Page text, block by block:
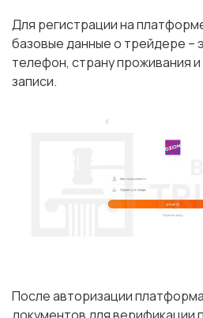
Для регистрации на
базовые данные о трейдере –
телефон, страну проживания
записи.
После авторизации